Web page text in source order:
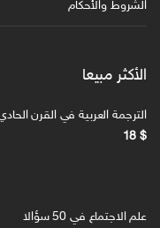
الشروط والأحكام
الأكثر مبيعا
الترجمة العربية في القرن
18$
علم الاجتماع في 50 سؤالا